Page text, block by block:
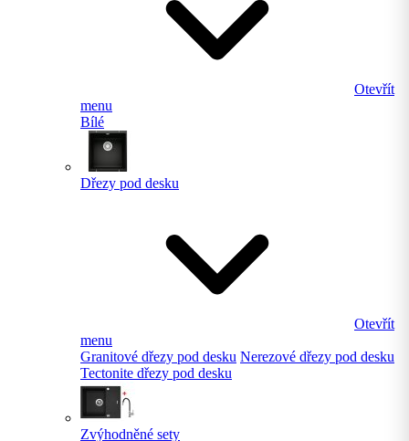
Otevřít
menu
Bílé
Dřezy pod desku
Otevřít
menu
Granitové dřezy pod desku Nerezové dřezy pod desku
Tectonite dřezy pod desku
Zvýhodněné sety